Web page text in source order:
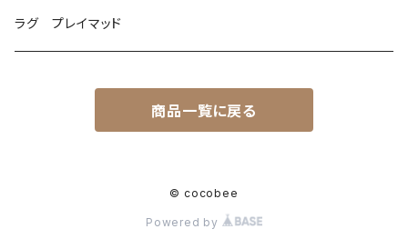
ラグ プレイマッド
商品一覧に戻る
© cocobee
Powered by